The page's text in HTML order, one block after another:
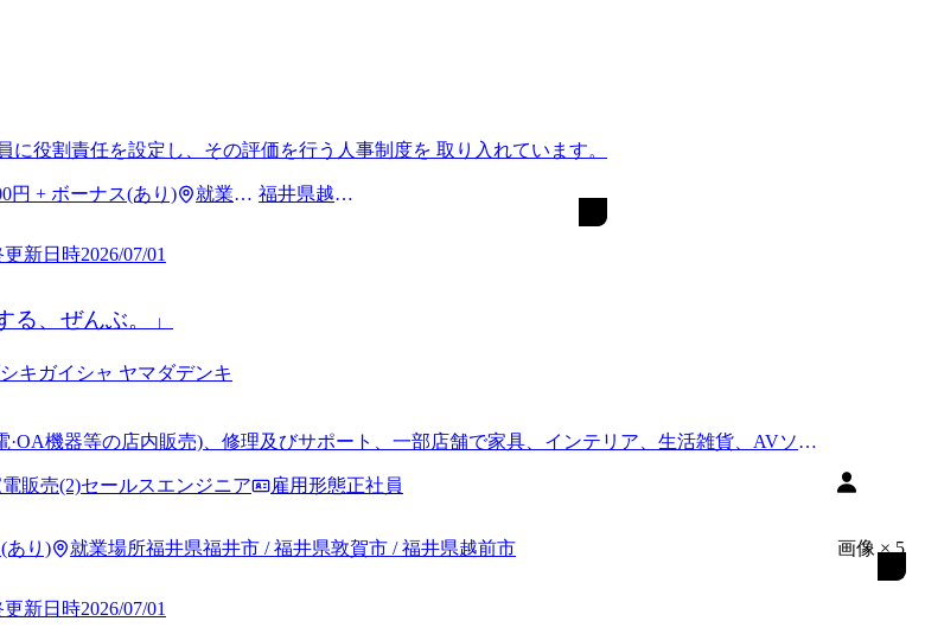
役割責任を設定し、その評価を行う人事制度を 取り入れています。
円 + ボーナス(あり)
就業場 福井県越前
更新日時2026/07/01
る、ぜんぶ。」
キガイシャ ヤマダデンキ
·OA機器等の店内販売)、修理及びサポート、一部店舗で家具、インテリア、生活雑貨、AVソフ
販売(2)セールスエンジニア 雇用形態正社員
あり) 就業場所福井県福井市 / 福井県敦賀市 / 福井県越前市 画像×5
更新日時2026/07/01